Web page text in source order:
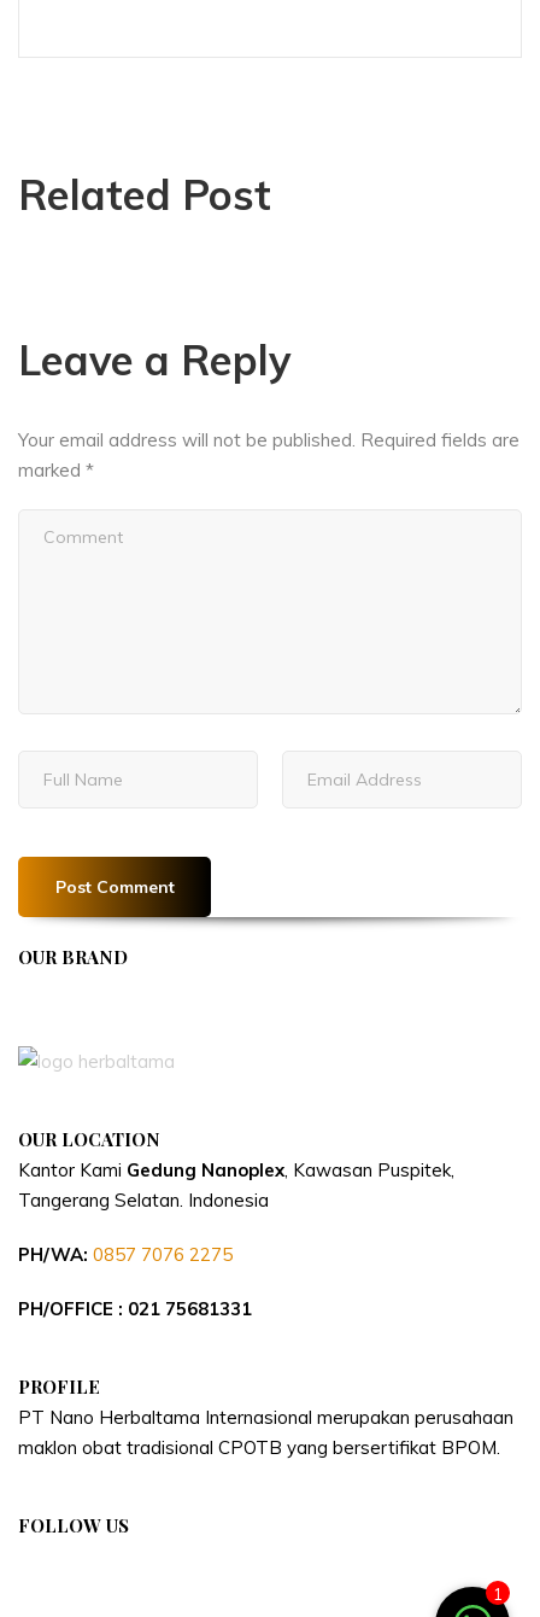
Related Post
Leave a Reply
Your email address will not be published. Required fields are
marked *
OUR BRAND
OUR LOCATION
Kantor Kami Gedung Nanoplex, Kawasan Puspitek,
Tangerang Selatan. Indonesia
PH/WA: 0857 7076 2275
PH/OFFICE : 021 75681331
PROFILE
PT Nano Herbaltama Internasional merupakan perusahaan
maklon obat tradisional CPOTB yang bersertifikat BPOM.
FOLLOW US
1